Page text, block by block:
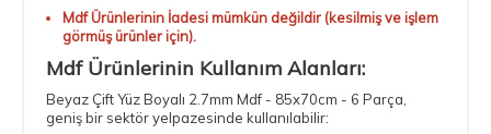
Mdf Ürünlerinin İadesi mümkün değildir (kesilmiş ve işlem
görmüş ürünler için).
Mdf Ürünlerinin Kullanım Alanları:
Beyaz Çift Yüz Boyalı 2.7mm Mdf - 85x70cm - 6 Parça
geniş bir sektör yelpazesinde kullanılabilir: